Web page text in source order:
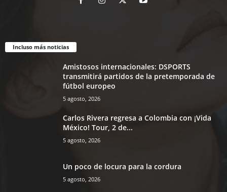
Incluso más noticias
Amistosos internacionales: DSPORTS
transmitirá partidos de la pretemporada de
fútbol europeo
5 agosto, 2026
Carlos Rivera regresa a Colombia con ¡Vida
México! Tour, 2 de...
5 agosto, 2026
Un poco de locura para la cordura
5 agosto, 2026